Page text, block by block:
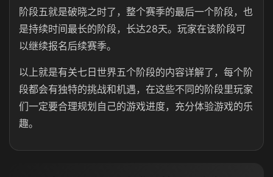
阶段五就是破晓之时了，整个赛季的最后一个阶段，也
是持续时间最长的阶段，长达28天。玩家在该阶段可
以继续报名后续赛季。
以上就是有关七日世界五个阶段的内容详解了，每个阶
段都会有独特的挑战和机遇，在这些不同的阶段里玩家
们一定要合理规划自己的游戏进度，充分体验游戏的乐
趣。